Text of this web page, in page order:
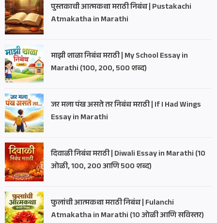
पुस्तकाची आत्मकथा मराठी निबंध | Pustakachi
Atmakatha in Marathi
माझी शाळा निबंध मराठी | My School Essay in
Marathi (100, 200, 500 शब्द)
जर मला पंख असते तर निबंध मराठी | If I Had Wings
Essay in Marathi
दिवाळी निबंध मराठी | Diwali Essay in Marathi (10
ओळी, 100, 200 आणि 500 शब्द)
फुलांची आत्मकथा मराठी निबंध | Fulanchi
Atmakatha in Marathi (10 ओळी आणि सविस्तर)